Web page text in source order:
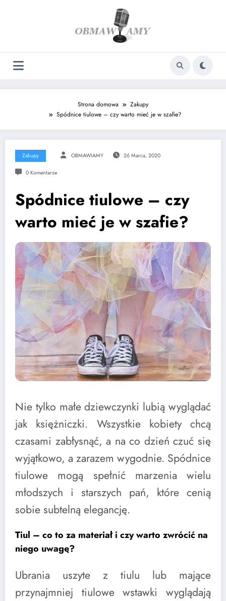
Strona domowa
Zakupy
Spódnice tiulowe – czy warto mieć je w szafie?
Zakupy OBMAWIAMY 26 Marca, 2020
0 Komentarze
Spódnice tiulowe – czy
warto mieć je w szafie?
Nie tylko małe dziewczynki lubią wyglądać
jak księżniczki. Wszystkie kobiety chcą
czasami zabłysnąć, a na co dzień czuć się
wyjątkowo, a zarazem wygodnie. Spódnice
tiulowe mogą spełnić marzenia wielu
młodszych i starszych pań, które cenią
sobie subtelną elegancję.
Tiul – co to za materiał i czy warto zwrócić na
niego uwagę?
Ubrania uszyte z tiulu lub mające
przynajmniej tiulowe wstawki wyglądają